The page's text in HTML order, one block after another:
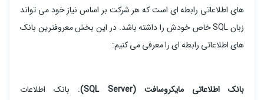
های اطلاعاتی رابطه ای است که هر شرکت بر اساس نیاز خود می تواند
زبان SQL خاص خودش را داشته باشد. در این بخش معروفترین بانک
های اطلاعاتی رابطه ای را معرفی می کنیم:
بانک اطلاعاتی مایکروسافت (SQL Server)
: بانک اطلاعات